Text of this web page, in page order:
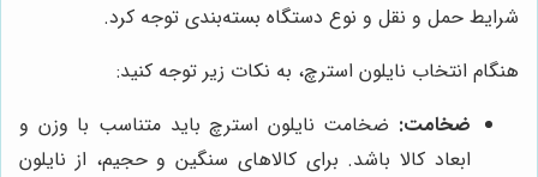
شرایط حمل و نقل و نوع دستگاه بسته‌بندی توجه کرد.
هنگام انتخاب نایلون استرچ، به نکات زیر توجه کنید:
ضخامت: ضخامت نایلون استرچ باید متناسب با وزن و
ابعاد کالا باشد. برای کالاهای سنگین و حجیم، از نایلون